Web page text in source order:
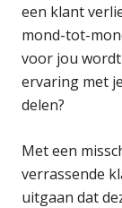
een klant
mond-tot-
voor jou
ervaring met
delen?
Met een
verrassende
uitgaan dat